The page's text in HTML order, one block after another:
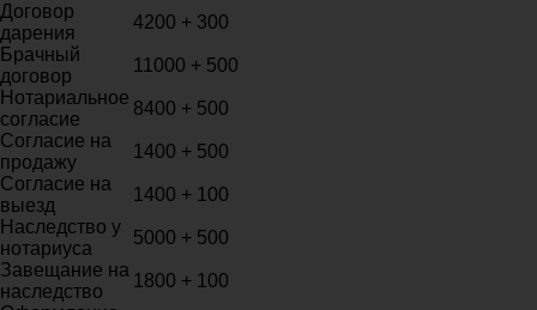
Договор
дарения
4200 + 300
Брачный
договор
11000 + 500
Нотариальное
согласие
8400 + 500
Согласие на
продажу
1400 + 500
Согласие на
выезд
1400 + 100
Наследство у
нотариуса
5000 + 500
Завещание на
наследство
1800 + 100